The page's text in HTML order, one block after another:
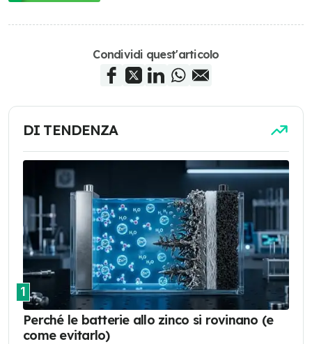
Condividi quest'articolo
DI TENDENZA
1
Perché le batterie allo zinco si rovinano (e
come evitarlo)